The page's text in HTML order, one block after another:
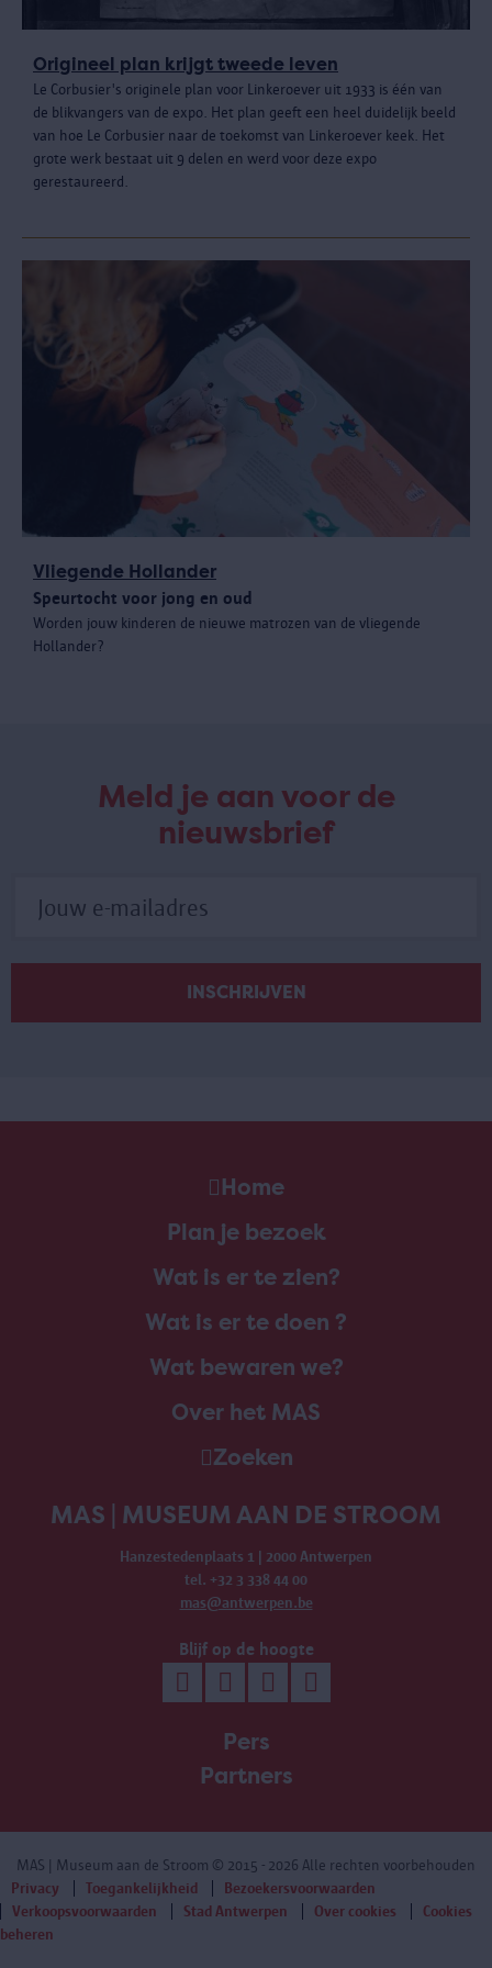
Origineel plan krijgt tweede leven
Le Corbusier's originele plan voor Linkeroever uit 1933 is één van
de blikvangers van de expo. Het plan geeft een heel duidelijk beeld
van hoe Le Corbusier naar de toekomst van Linkeroever keek. Het
grote werk bestaat uit 9 delen en werd voor deze expo
gerestaureerd.
Vliegende Hollander
Speurtocht voor jong en oud
Worden jouw kinderen de nieuwe matrozen van de vliegende
Hollander?
Meld je aan voor de
nieuwsbrief
Home
Plan je bezoek
Wat is er te zien?
Wat is er te doen ?
Wat bewaren we?
Over het MAS
Zoeken
MAS | MUSEUM AAN DE STROOM
Hanzestedenplaats 1 | 2000 Antwerpen
tel. +32 3 338 44 00
mas@antwerpen.be
Blijf op de hoogte
Pers
Partners
MAS | Museum aan de Stroom © 2015 - 2026 Alle rechten voorbehouden
Privacy
Toegankelijkheid
Bezoekersvoorwaarden
Verkoopsvoorwaarden
Stad Antwerpen Over cookies
Cookies
beheren